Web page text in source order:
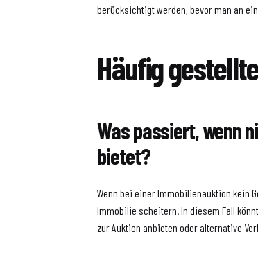
berücksichtigt werden, bevor man an
Häufig
Was passiert, wenn
bietet?
Wenn bei einer Immobilienauktion kein
Immobilie scheitern. In diesem Fall
zur Auktion anbieten oder alternative